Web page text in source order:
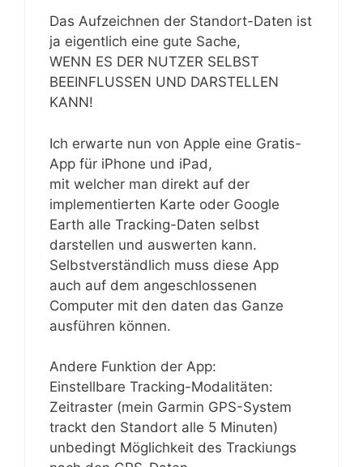
Das Aufzeichnen der Standort-Daten ist
ja eigentlich eine gute Sache,
WENN ES DER NUTZER SELBST
BEEINFLUSSEN UND DARSTELLEN
KANN!
Ich erwarte nun von Apple eine Gratis-
App für iPhone und iPad,
mit welcher man direkt auf der
implementierten Karte oder Google
Earth alle Tracking-Daten selbst
darstellen und auswerten kann.
Selbstverständlich muss diese App
auch auf dem angeschlossenen
Computer mit den daten das Ganze
ausführen können.
Andere Funktion der App:
Einstellbare Tracking-Modalitäten:
Zeitraster (mein Garmin GPS-System
trackt den Standort alle 5 Minuten)
unbedingt Möglichkeit des Trackiungs